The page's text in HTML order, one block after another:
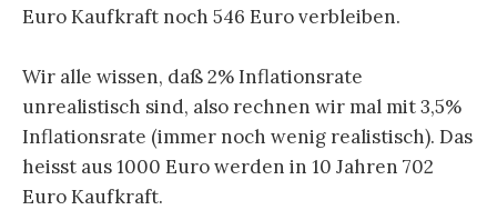
Euro Kaufkraft noch 546 Euro verbleiben.
Wir alle wissen, daß 2% Inflationsrate
unrealistisch sind, also rechnen wir mal mit 3,5%
Inflationsrate (immer noch wenig realistisch). Das
heisst aus 1000 Euro werden in 10 Jahren 702
Euro Kaufkraft.